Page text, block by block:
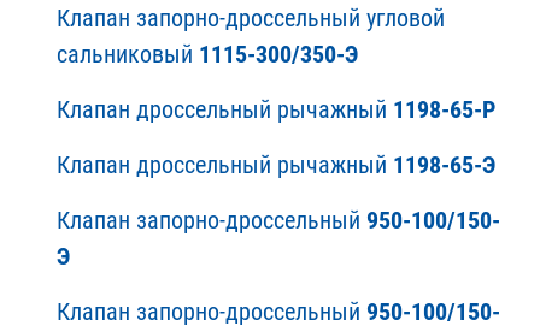
Клапан запорно-дроссельный угловой
сальниковый 1115-300/350-Э
Клапан дроссельный рычажный 1198-65-Р
Клапан дроссельный рычажный 1198-65-Э
Клапан запорно-дроссельный 950-100/150-
Э
Клапан запорно-дроссельный 950-100/150-